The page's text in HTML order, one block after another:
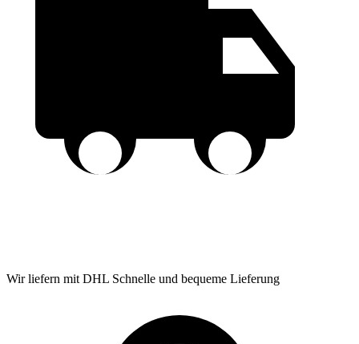
Wir liefern mit DHL Schnelle und bequeme Lieferung